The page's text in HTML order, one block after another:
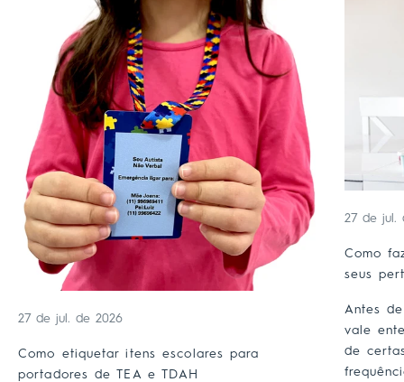
27 de jul. de 2026
Como etiquetar itens escolares para
portadores de TEA e TDAH
27 de jul.
Como
seus
Antes
vale
de